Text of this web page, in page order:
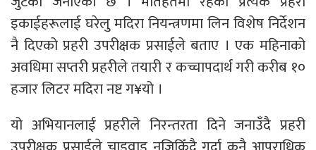
इकाईहरूलाई घरेलु मदिरा नियन्त्रणमा लिन विशेष निर्देशन
नै दिएको प्रहरी उपरीक्षक प्रसाईले बताए । एक महिनाको
अवधिमा सप्तरी प्रहरीले तयारी र कच्चापदार्थ गरी करीब १०
हजार लिटर मदिरा नष्ट ग¥यो ।
यो अभियानलाई प्रहरीले निरन्तरता दिने जनाउँदै प्रहरी